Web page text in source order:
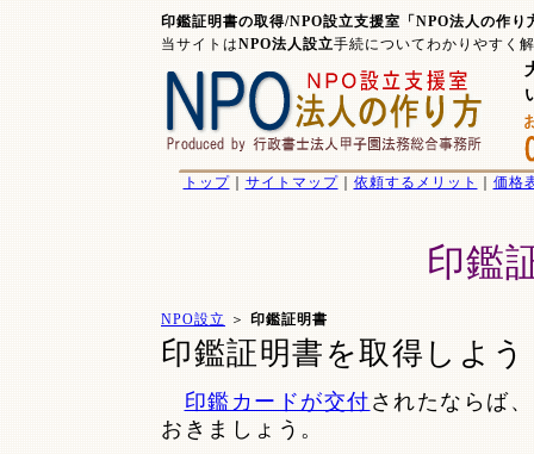
印鑑証明書の取得/NPO設立支援室「NPO法人の作り
当サイトはNPO法人設立手続についてわかりやすく
トップ｜ サイトマップ｜ 依頼するメリット 価格
印鑑
NPO設立 ＞ 印鑑証明書
印鑑証明書を取得しよう
印鑑カードが交付 されたならば
おきましょう。